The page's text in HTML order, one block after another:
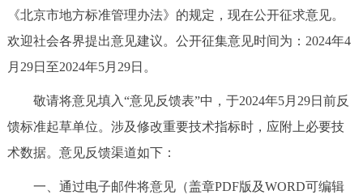
《北京市地方标准管理办法》的规定，现在公开征求意见。
欢迎社会各界提出意见建议。公开征集意见时间为：2024年4
月29日至2024年5月29日。
敬请将意见填入“意见反馈表”中，于2024年5月29日前反
馈标准起草单位。涉及修改重要技术指标时，应附上必要技
术数据。意见反馈渠道如下：
一、通过电子邮件将意见（盖章PDF版及WORD可编辑